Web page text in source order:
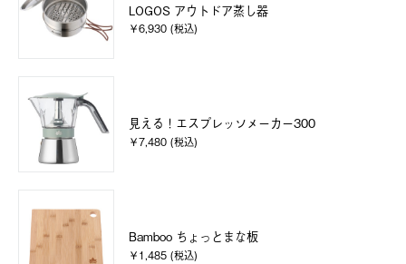
LOGOS アウトドア蒸し器
￥6,930 (税込)
見える！エスプレッソメーカー300
￥7,480 (税込)
Bamboo ちょっとまな板
￥1,485 (税込)